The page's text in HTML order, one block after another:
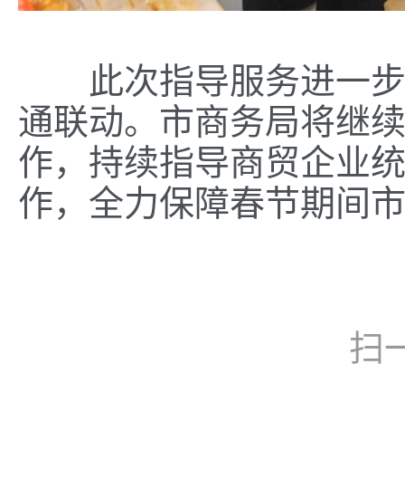
此次指导服务进一步
通联动。市商务局将继
作，持续指导商贸企业
作，全力保障春节期间
扫